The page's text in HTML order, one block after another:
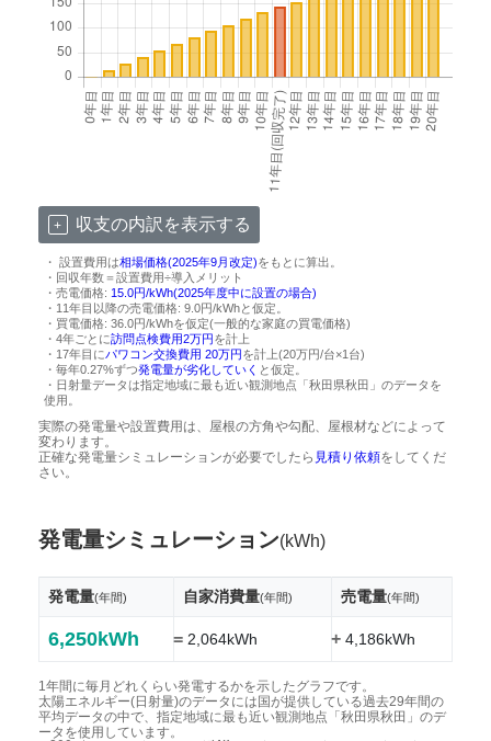
収支の内訳を表示する
・ 設置費用は相場価格(2025年9月改定)をもとに算出。
・回収年数＝設置費用÷導入メリット
・売電価格: 15.0円/kWh(2025年度中に設置の場合)
・11年目以降の売電価格: 9.0円/kWhと仮定。
・買電価格: 36.0円/kWhを仮定(一般的な家庭の買電価格)
・4年ごとに訪問点検費用2万円を計上
・17年目にパワコン交換費用 20万円を計上(20万円/台×1台)
・毎年0.27%ずつ発電量が劣化していく と仮定。
・日射量データは指定地域に最も近い観測地点「秋田県秋田」のデータを
使用。
実際の発電量や設置費用は、屋根の方角や勾配、屋根材などによって
変わります。
正確な発電量シミュレーションが必要でしたら 見積り依頼をしてくだ
さい。
発電量シミュレーション(kWh)
発電量(年間) 自家消費量(年間) 売電量(年間)
6,250kWh =2,064kWh +4,186kWh
1年間に毎月どれくらい発電するかを示したグラフです。
太陽エネルギー(日射量)のデータには国が提供している過去29年間の
平均データの中で、指定地域に最も近い観測地点「秋田県秋田」のデ
ータを使用しています。